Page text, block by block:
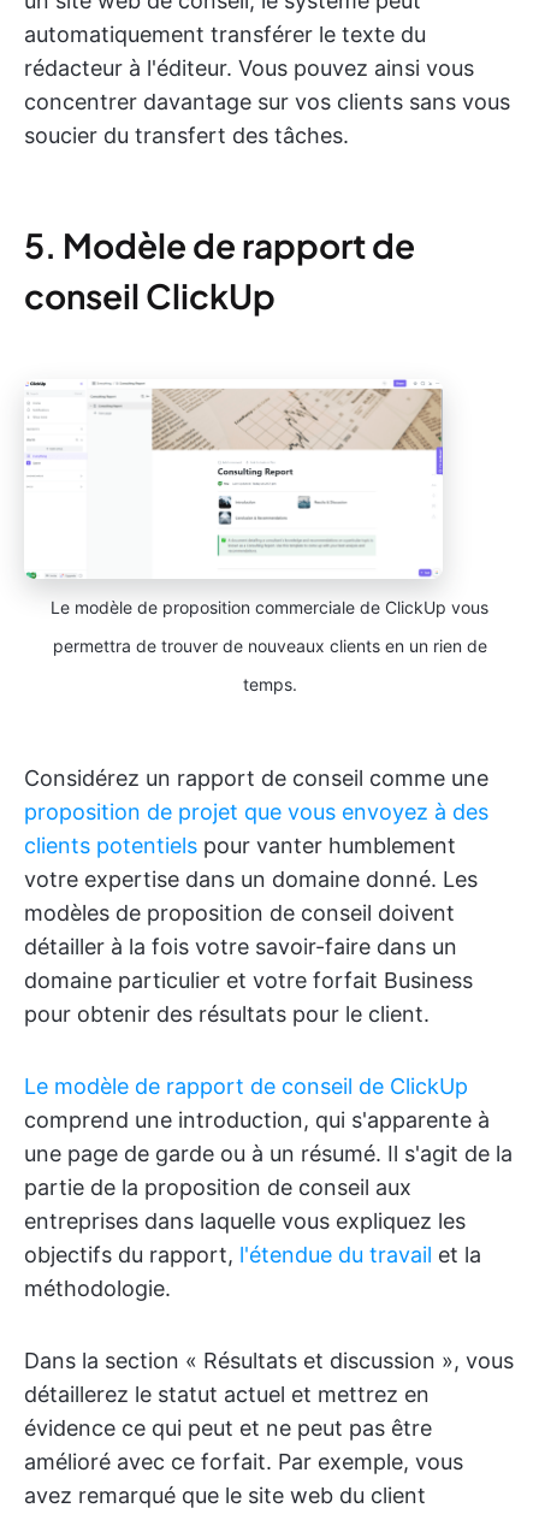
automatiquement transférer le texte du
rédacteur à l'éditeur. Vous pouvez ainsi vous
concentrer davantage sur vos clients sans vous
soucier du transfert des tâches.
5. Modèle de rapport de
conseil ClickUp
Le modèle de proposition commerciale de ClickUp vous
permettra de trouver de nouveaux clients en un rien de
temps.
Considérez un rapport de conseil comme une
proposition de projet que vous envoyez à des
clients potentiels pour vanter humblement
votre expertise dans un domaine donné. Les
modèles de proposition de conseil doivent
détailler à la fois votre savoir-faire dans un
domaine particulier et votre forfait Business
pour obtenir des résultats pour le client.
Le modèle de rapport de conseil de ClickUp
comprend une introduction, qui s'apparente à
une page de garde ou à un résumé. Il s'agit de la
partie de la proposition de conseil aux
entreprises dans laquelle vous expliquez les
objectifs du rapport, l'étendue du travail et la
méthodologie.
Dans la section « Résultats et discussion », vous
détaillerez le statut actuel et mettrez en
évidence ce qui peut et ne peut pas être
amélioré avec ce forfait. Par exemple, vous
avez remarqué que le site web du client